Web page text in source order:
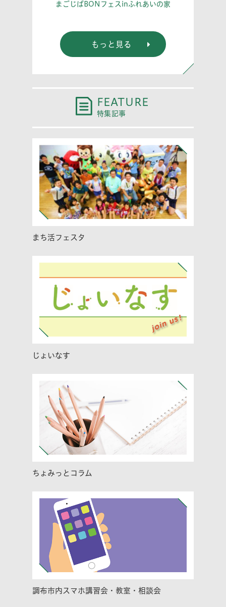
まごじばBONフェスinふれあいの家
もっと見る
FEATURE
特集記事
まち活フェスタ
じょいなす
ちょみっとコラム
調布市内スマホ講習会・教室・相談会